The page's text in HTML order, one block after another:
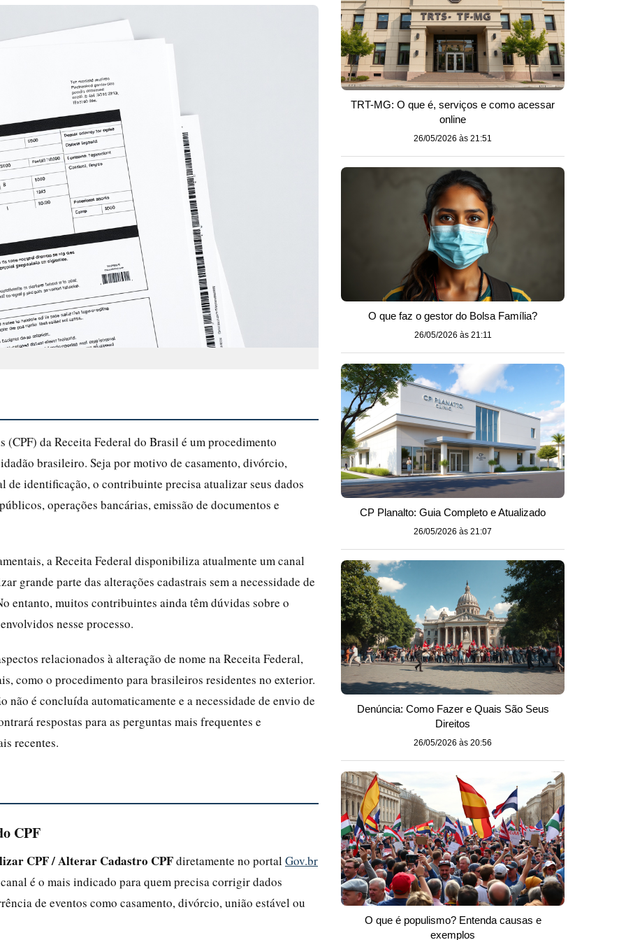
(CPF) da Receita Federal do Brasil é um procedimento
brasileiro. Seja por motivo de casamento, divórcio,
identificação, o contribuinte precisa atualizar seus dados
operações bancárias, emissão de documentos e
a Receita Federal disponibiliza atualmente um canal
grande parte das alterações cadastrais sem a necessidade de
entanto, muitos contribuintes ainda têm dúvidas sobre o
nesse processo.
relacionados à alteração de nome na Receita Federal,
como o procedimento para brasileiros residentes no exterior.
não é concluída automaticamente e a necessidade de envio de
respostas para as perguntas mais frequentes e
recentes.
CPF
CPF / Alterar Cadastro CPFdiretamente no portal Gov.br
é o mais indicado para quem precisa corrigir dados
de eventos como casamento, divórcio, união estável ou
TRT-MG: O que é, serviços e como acessar
online
26/05/2026 às 21:51
O que faz o gestor do Bolsa Família?
26/05/2026 às 21:11
CP Planalto: Guia Completo e Atualizado
26/05/2026 às 21:07
Denúncia: Como Fazer e Quais São Seus
Direitos
26/05/2026 às 20:56
O que é populismo? Entenda causas e
exemplos